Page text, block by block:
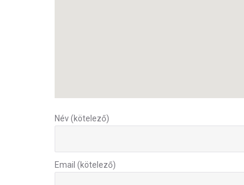
Név (kötelező)
Email (kötelező)